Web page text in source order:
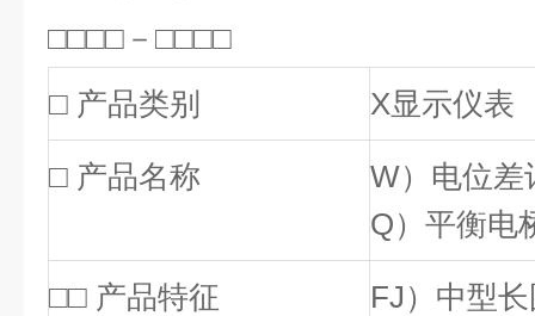
□□□□－□□□□
□ 产品类别
X显示仪表
□ 产品名称
W）电位差
Q）平衡电
□□ 产品特征 FJ）中型